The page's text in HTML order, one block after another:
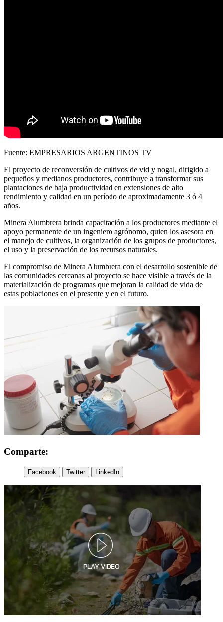
Fuente: EMPRESARIOS ARGENTINOS TV
El proyecto de reconversión de cultivos de vid y nogal, dirigido a
pequeños y medianos productores, contribuye a transformar sus
plantaciones de baja productividad en extensiones de alto
rendimiento y calidad en un período de aproximadamente 3 ó 4
años.
Minera Alumbrera brinda capacitación a los productores mediante el
apoyo permanente de un ingeniero agrónomo, quien los asesora en
el manejo de cultivos, la organización de los grupos de productores,
el uso y la preservación de los recursos naturales.
El compromiso de Minera Alumbrera con el desarrollo sostenible de
las comunidades cercanas al proyecto se hace visible a través de la
materialización de programas que mejoran la calidad de vida de
estas poblaciones en el presente y en el futuro.
Comparte:
Facebook Twitter LinkedIn